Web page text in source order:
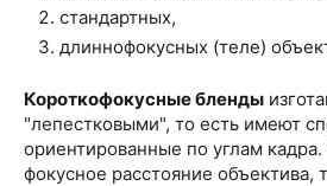
стандартных,
длиннофокусных (теле)
Короткофокусные бленды
"лепестковыми", то есть имеют
ориентированные по углам
фокусное расстояние объектива,